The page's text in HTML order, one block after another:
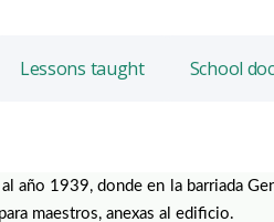
Lessons taught School
año 1939, donde en la barriada
maestros, anexas al edificio.